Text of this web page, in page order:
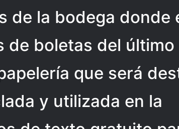
de la bodega donde
de boletas del último
que será
y utilizada en la